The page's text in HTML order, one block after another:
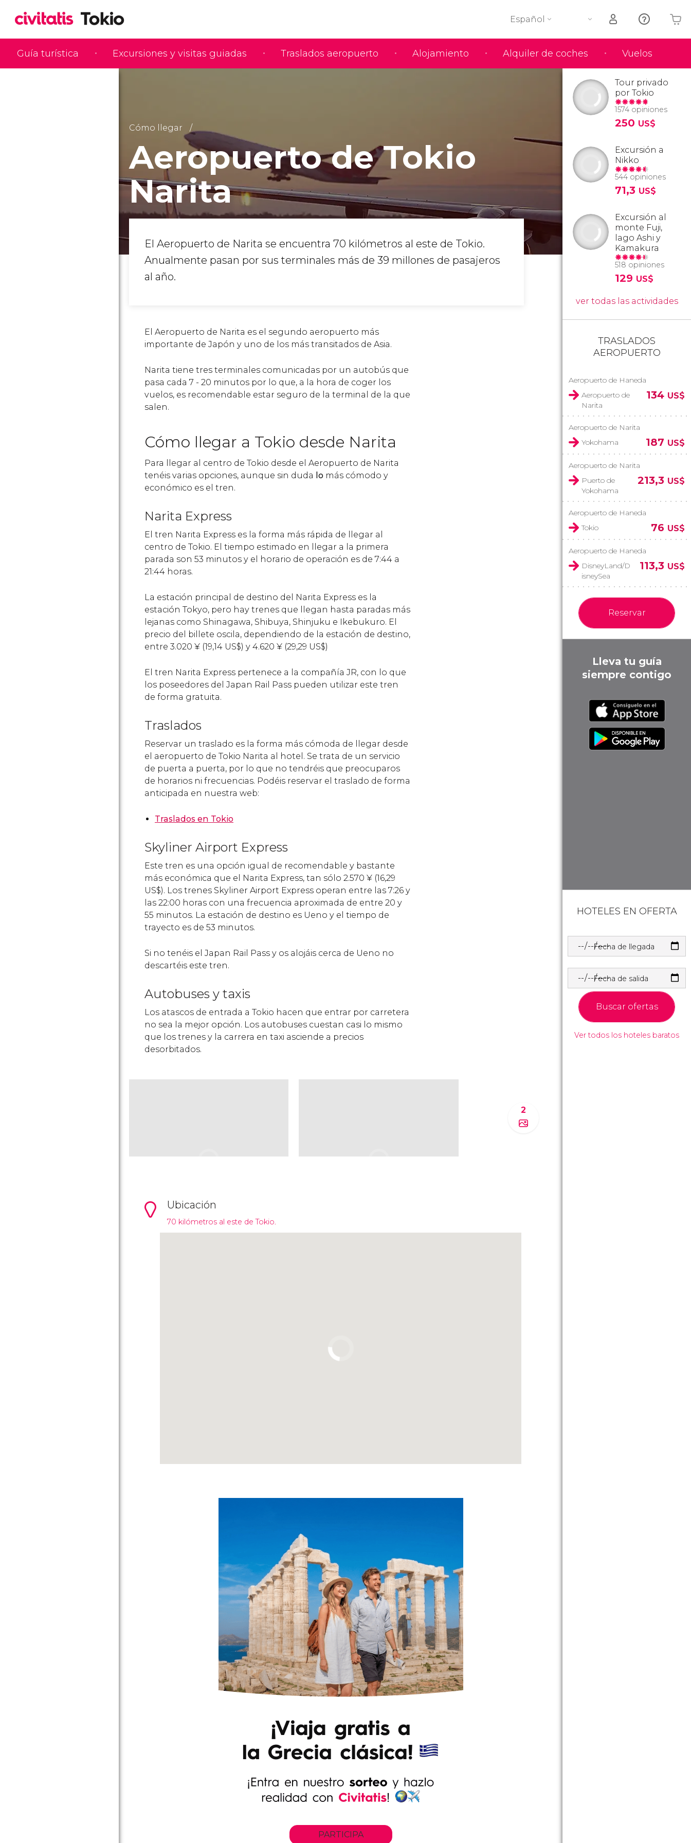
Guía turística Excursiones y visitas guiadas Traslados aeropuerto Alojamiento Alquiler de coches Vuelos
Español
Tu carrito está vacío
Cómo llegar
Aeropuerto de Tokio
Narita
El Aeropuerto de Narita se encuentra 70 kilómetros al este de Tokio.
Anualmente pasan por sus terminales más de 39 millones de pasajeros
al año.
El Aeropuerto de Narita es el segundo aeropuerto más
importante de Japón y uno de los más transitados de Asia.
Narita tiene tres terminales comunicadas por un autobús que
pasa cada 7 - 20 minutos por lo que, a la hora de coger los
vuelos, es recomendable estar seguro de la terminal de la que
salen.
Cómo llegar a Tokio desde Narita
Para llegar al centro de Tokio desde el Aeropuerto de Narita
tenéis varias opciones, aunque sin duda lo más cómodo y
económico es el tren.
Narita Express
El tren Narita Express es la forma más rápida de llegar al
centro de Tokio. El tiempo estimado en llegar a la primera
parada son 53 minutos y el horario de operación es de 7:44 a
21:44 horas.
La estación principal de destino del Narita Express es la
estación Tokyo, pero hay trenes que llegan hasta paradas más
lejanas como Shinagawa, Shibuya, Shinjuku e Ikebukuro. El
precio del billete oscila, dependiendo de la estación de destino,
entre 3.020 ¥ (19,14 US$) y 4.620 ¥ (29,29 US$)
El tren Narita Express pertenece a la compañía JR, con lo que
los poseedores del Japan Rail Pass pueden utilizar este tren
de forma gratuita.
Traslados
Reservar un traslado es la forma más cómoda de llegar desde
el aeropuerto de Tokio Narita al hotel. Se trata de un servicio
de puerta a puerta, por lo que no tendréis que preocuparos
de horarios ni frecuencias. Podéis reservar el traslado de forma
anticipada en nuestra web:
Traslados en Tokio
Skyliner Airport Express
Este tren es una opción igual de recomendable y bastante
más económica que el Narita Express, tan sólo 2.570 ¥ (16,29
US$)​. Los trenes Skyliner Airport Express operan entre las 7:26 y
las 22:00 horas con una frecuencia aproximada de entre 20 y
55 minutos. La estación de destino es Ueno y el tiempo de
trayecto es de 53 minutos.
Si no tenéis el Japan Rail Pass y os alojáis cerca de Ueno no
descartéis este tren.
Autobuses y taxis
Los atascos de entrada a Tokio hacen que entrar por carretera
no sea la mejor opción. Los autobuses cuestan casi lo mismo
que los trenes y la carrera en taxi asciende a precios
desorbitados.
2
Ubicación
70 kilómetros al este de Tokio.
Tour privado
por Tokio
1574 opiniones
250 US$
Excursión a
Nikko
544 opiniones
71,3 US$
Excursión al
monte Fuji,
lago Ashi y
Kamakura
518 opiniones
129 US$
ver todas las actividades
TRASLADOS
AEROPUERTO
Aeropuerto de Haneda
Aeropuerto de
Narita
134 US$
Aeropuerto de Narita
Yokohama
187 US$
Aeropuerto de Narita
Puerto de
Yokohama
213,3 US$
Aeropuerto de Haneda
Tokio
76 US$
Aeropuerto de Haneda
DisneyLand/D
isneySea
113,3 US$
Reservar
Lleva tu guía
siempre contigo
HOTELES EN OFERTA
Fecha de llegada
Fecha de salida
Buscar ofertas
Ver todos los hoteles baratos